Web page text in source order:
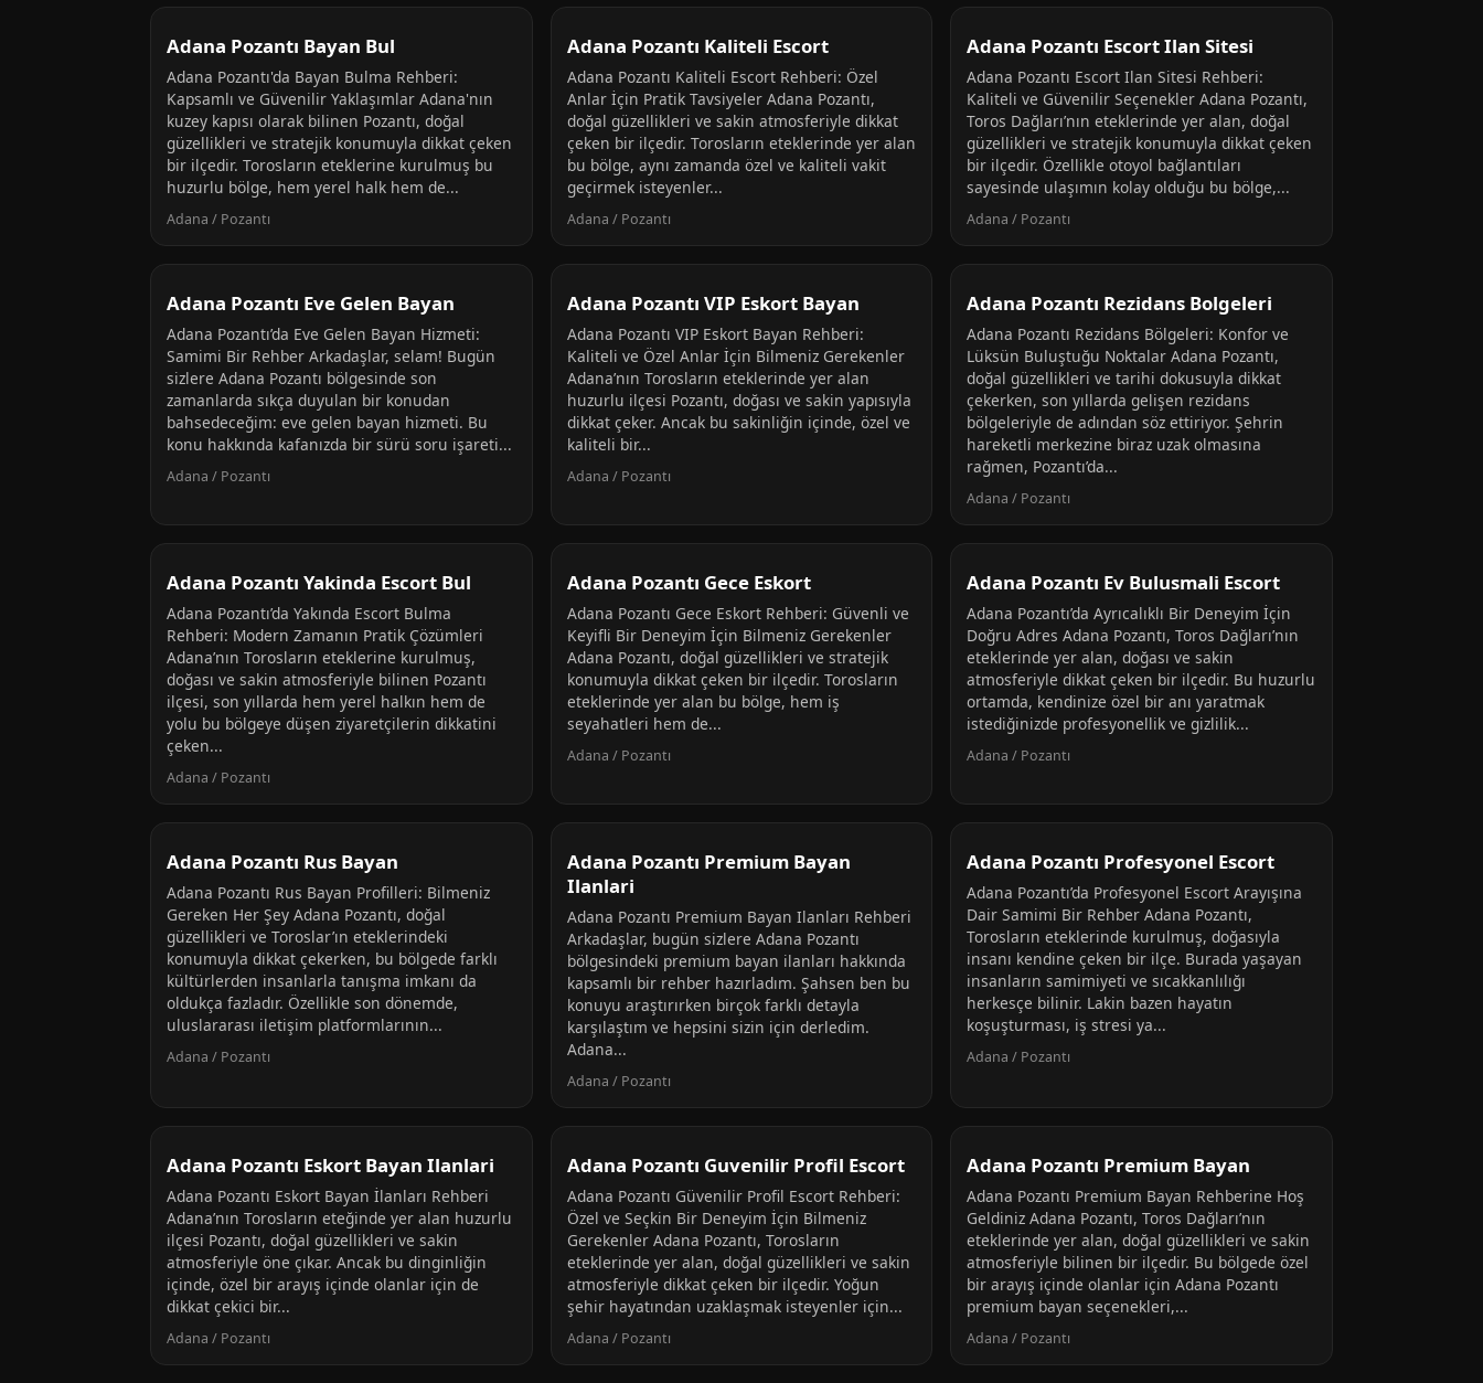
Adana Pozantı Bayan Bul
Adana Pozantı'da Bayan Bulma Rehberi:
Kapsamlı ve Güvenilir Yaklaşımlar Adana'nın
kuzey kapısı olarak bilinen Pozantı, doğal
güzellikleri ve stratejik konumuyla dikkat çeken
bir ilçedir. Torosların eteklerine kurulmuş bu
huzurlu bölge, hem yerel halk hem de...
Adana / Pozantı
Adana Pozantı Kaliteli Escort
Adana Pozantı Kaliteli Escort Rehberi: Özel
Anlar İçin Pratik Tavsiyeler Adana Pozantı,
doğal güzellikleri ve sakin atmosferiyle dikkat
çeken bir ilçedir. Torosların eteklerinde yer alan
bu bölge, aynı zamanda özel ve kaliteli vakit
geçirmek isteyenler...
Adana / Pozantı
Adana Pozantı Escort Ilan Sitesi
Adana Pozantı Escort Ilan Sitesi Rehberi:
Kaliteli ve Güvenilir Seçenekler Adana Pozantı,
Toros Dağları’nın eteklerinde yer alan, doğal
güzellikleri ve stratejik konumuyla dikkat çeken
bir ilçedir. Özellikle otoyol bağlantıları
sayesinde ulaşımın kolay olduğu bu bölge,...
Adana / Pozantı
Adana Pozantı Eve Gelen Bayan
Adana Pozantı’da Eve Gelen Bayan Hizmeti:
Samimi Bir Rehber Arkadaşlar, selam! Bugün
sizlere Adana Pozantı bölgesinde son
zamanlarda sıkça duyulan bir konudan
bahsedeceğim: eve gelen bayan hizmeti. Bu
konu hakkında kafanızda bir sürü soru işareti...
Adana / Pozantı
Adana Pozantı VIP Eskort Bayan
Adana Pozantı VIP Eskort Bayan Rehberi:
Kaliteli ve Özel Anlar İçin Bilmeniz Gerekenler
Adana’nın Torosların eteklerinde yer alan
huzurlu ilçesi Pozantı, doğası ve sakin yapısıyla
dikkat çeker. Ancak bu sakinliğin içinde, özel ve
kaliteli bir...
Adana / Pozantı
Adana Pozantı Rezidans Bolgeleri
Adana Pozantı Rezidans Bölgeleri: Konfor ve
Lüksün Buluştuğu Noktalar Adana Pozantı,
doğal güzellikleri ve tarihi dokusuyla dikkat
çekerken, son yıllarda gelişen rezidans
bölgeleriyle de adından söz ettiriyor. Şehrin
hareketli merkezine biraz uzak olmasına
rağmen, Pozantı’da...
Adana / Pozantı
Adana Pozantı Yakinda Escort Bul
Adana Pozantı’da Yakında Escort Bulma
Rehberi: Modern Zamanın Pratik Çözümleri
Adana’nın Torosların eteklerine kurulmuş,
doğası ve sakin atmosferiyle bilinen Pozantı
ilçesi, son yıllarda hem yerel halkın hem de
yolu bu bölgeye düşen ziyaretçilerin dikkatini
çeken...
Adana / Pozantı
Adana Pozantı Gece Eskort
Adana Pozantı Gece Eskort Rehberi: Güvenli ve
Keyifli Bir Deneyim İçin Bilmeniz Gerekenler
Adana Pozantı, doğal güzellikleri ve stratejik
konumuyla dikkat çeken bir ilçedir. Torosların
eteklerinde yer alan bu bölge, hem iş
seyahatleri hem de...
Adana / Pozantı
Adana Pozantı Ev Bulusmali Escort
Adana Pozantı’da Ayrıcalıklı Bir Deneyim İçin
Doğru Adres Adana Pozantı, Toros Dağları’nın
eteklerinde yer alan, doğası ve sakin
atmosferiyle dikkat çeken bir ilçedir. Bu huzurlu
ortamda, kendinize özel bir anı yaratmak
istediğinizde profesyonellik ve gizlilik...
Adana / Pozantı
Adana Pozantı Rus Bayan
Adana Pozantı Rus Bayan Profilleri: Bilmeniz
Gereken Her Şey Adana Pozantı, doğal
güzellikleri ve Toroslar’ın eteklerindeki
konumuyla dikkat çekerken, bu bölgede farklı
kültürlerden insanlarla tanışma imkanı da
oldukça fazladır. Özellikle son dönemde,
uluslararası iletişim platformlarının...
Adana / Pozantı
Adana Pozantı Premium Bayan
Ilanlari
Adana Pozantı Premium Bayan Ilanları Rehberi
Arkadaşlar, bugün sizlere Adana Pozantı
bölgesindeki premium bayan ilanları hakkında
kapsamlı bir rehber hazırladım. Şahsen ben bu
konuyu araştırırken birçok farklı detayla
karşılaştım ve hepsini sizin için derledim.
Adana...
Adana / Pozantı
Adana Pozantı Profesyonel Escort
Adana Pozantı’da Profesyonel Escort Arayışına
Dair Samimi Bir Rehber Adana Pozantı,
Torosların eteklerinde kurulmuş, doğasıyla
insanı kendine çeken bir ilçe. Burada yaşayan
insanların samimiyeti ve sıcakkanlılığı
herkesçe bilinir. Lakin bazen hayatın
koşuşturması, iş stresi ya...
Adana / Pozantı
Adana Pozantı Eskort Bayan Ilanlari
Adana Pozantı Eskort Bayan İlanları Rehberi
Adana’nın Torosların eteğinde yer alan huzurlu
ilçesi Pozantı, doğal güzellikleri ve sakin
atmosferiyle öne çıkar. Ancak bu dinginliğin
içinde, özel bir arayış içinde olanlar için de
dikkat çekici bir...
Adana / Pozantı
Adana Pozantı Guvenilir Profil Escort
Adana Pozantı Güvenilir Profil Escort Rehberi:
Özel ve Seçkin Bir Deneyim İçin Bilmeniz
Gerekenler Adana Pozantı, Torosların
eteklerinde yer alan, doğal güzellikleri ve sakin
atmosferiyle dikkat çeken bir ilçedir. Yoğun
şehir hayatından uzaklaşmak isteyenler için...
Adana / Pozantı
Adana Pozantı Premium Bayan
Adana Pozantı Premium Bayan Rehberine Hoş
Geldiniz Adana Pozantı, Toros Dağları’nın
eteklerinde yer alan, doğal güzellikleri ve sakin
atmosferiyle bilinen bir ilçedir. Bu bölgede özel
bir arayış içinde olanlar için Adana Pozantı
premium bayan seçenekleri,...
Adana / Pozantı